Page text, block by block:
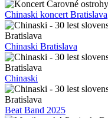
Chinaski koncert Bratislava
Chinaski Bratislava
Chinaski
Beat Band 2025